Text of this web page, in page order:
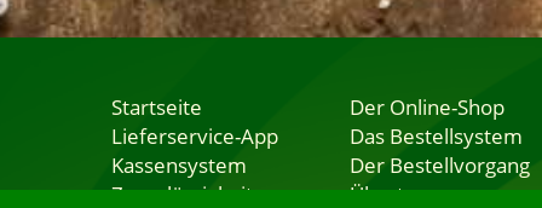
Startseite
Lieferservice-App
Kassensystem
Zuverlässigkeit
Der Online-Shop
Das Bestellsystem
Der Bestellvorgang
Übertragung